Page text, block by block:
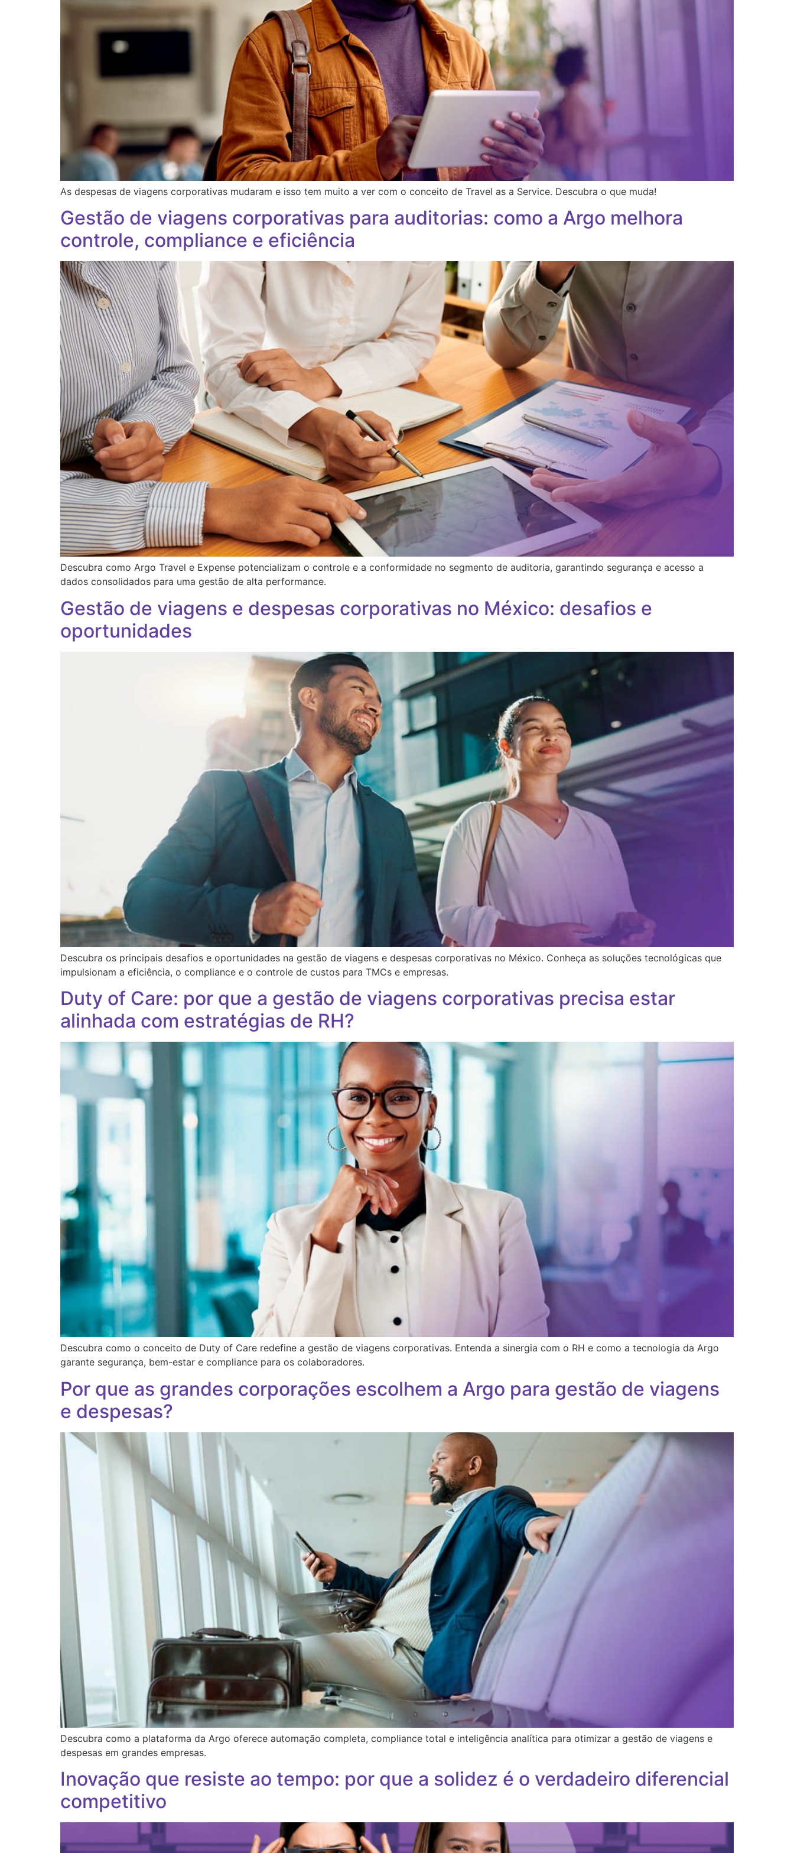
As despesas de viagens corporativas mudaram e isso tem muito a ver com o conceito de Travel as a Service. Descubra o que muda!
Gestão de viagens corporativas para auditorias: como a Argo melhora
controle, compliance e eficiência
Descubra como Argo Travel e Expense potencializam o controle e a conformidade no segmento de auditoria, garantindo segurança e acesso a
dados consolidados para uma gestão de alta performance.
Gestão de viagens e despesas corporativas no México: desafios e
oportunidades
Descubra os principais desafios e oportunidades na gestão de viagens e despesas corporativas no México. Conheça as soluções tecnológicas que
impulsionam a eficiência, o compliance e o controle de custos para TMCs e empresas.
Duty of Care: por que a gestão de viagens corporativas precisa estar
alinhada com estratégias de RH?
Descubra como o conceito de Duty of Care redefine a gestão de viagens corporativas. Entenda a sinergia com o RH e como a tecnologia da Argo
garante segurança, bem-estar e compliance para os colaboradores.
Por que as grandes corporações escolhem a Argo para gestão de viagens
e despesas?
Descubra como a plataforma da Argo oferece automação completa, compliance total e inteligência analítica para otimizar a gestão de viagens e
despesas em grandes empresas.
Inovação que resiste ao tempo: por que a solidez é o verdadeiro diferencial
competitivo